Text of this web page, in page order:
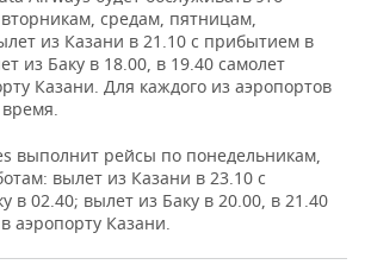
СПОРТА
средам, пятницам,
из Казани в 21.10 с прибытием в
из Баку в 18.00, в 19.40 самолет
Казани. Для каждого из аэропортов
выполнит рейсы по понедельникам,
вылет из Казани в 23.10 с
в 02.40; вылет из Баку в 20.00, в 21.40
аэропорту Казани.